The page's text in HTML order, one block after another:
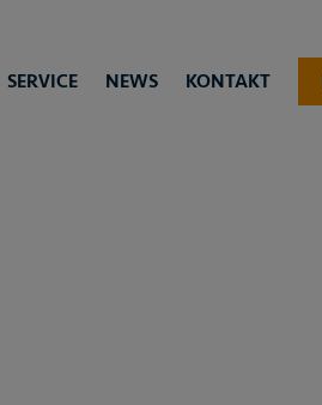
SERVICE NEWS KONTAKT